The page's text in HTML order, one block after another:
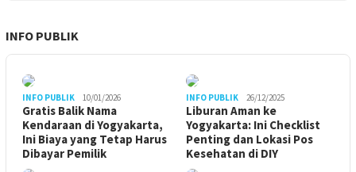
INFO PUBLIK
INFO PUBLIK 10/01/2026
Gratis Balik Nama
Kendaraan di Yogyakarta,
Ini Biaya yang Tetap Harus
Dibayar Pemilik
INFO PUBLIK 26/12/2025
Liburan Aman ke
Yogyakarta: Ini Checklist
Penting dan Lokasi Pos
Kesehatan di DIY